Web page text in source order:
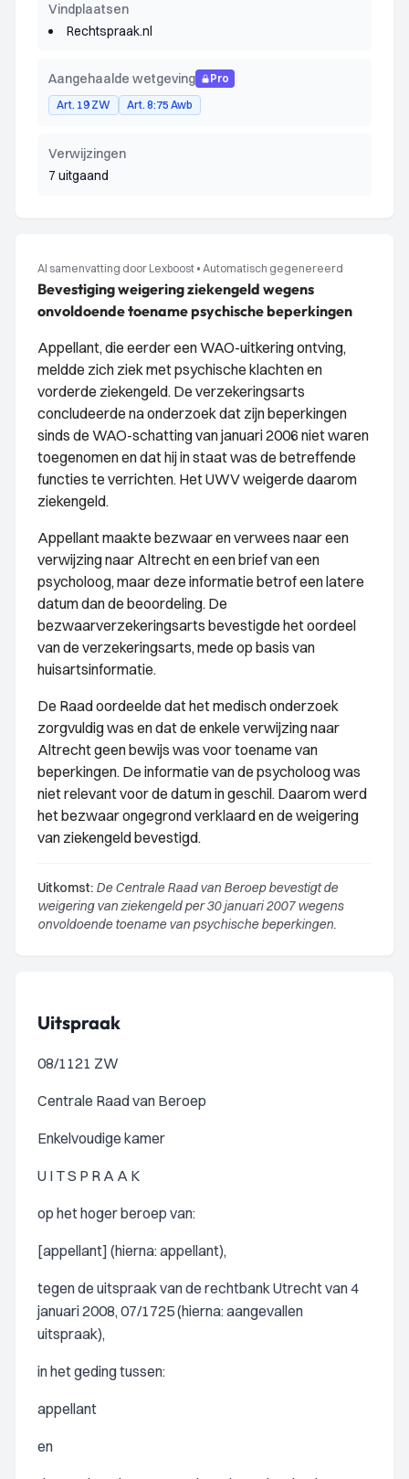
Vindplaatsen
Rechtspraak.nl
Aangehaalde wetgeving
Pro
Art. 19 ZW
Art. 8:75 Awb
Verwijzingen
7 uitgaand
AI samenvatting door Lexboost • Automatisch gegenereerd
Bevestiging weigering ziekengeld wegens
onvoldoende toename psychische beperkingen
Appellant, die eerder een WAO-uitkering ontving,
meldde zich ziek met psychische klachten en
vorderde ziekengeld. De verzekeringsarts
concludeerde na onderzoek dat zijn beperkingen
sinds de WAO-schatting van januari 2006 niet waren
toegenomen en dat hij in staat was de betreffende
functies te verrichten. Het UWV weigerde daarom
ziekengeld.
Appellant maakte bezwaar en verwees naar een
verwijzing naar Altrecht en een brief van een
psycholoog, maar deze informatie betrof een latere
datum dan de beoordeling. De
bezwaarverzekeringsarts bevestigde het oordeel
van de verzekeringsarts, mede op basis van
huisartsinformatie.
De Raad oordeelde dat het medisch onderzoek
zorgvuldig was en dat de enkele verwijzing naar
Altrecht geen bewijs was voor toename van
beperkingen. De informatie van de psycholoog was
niet relevant voor de datum in geschil. Daarom werd
het bezwaar ongegrond verklaard en de weigering
van ziekengeld bevestigd.
Uitkomst: De Centrale Raad van Beroep bevestigt de
weigering van ziekengeld per 30 januari 2007 wegens
onvoldoende toename van psychische beperkingen.
Uitspraak
08/1121 ZW
Centrale Raad van Beroep
Enkelvoudige kamer
U I T S P R A A K
op het hoger beroep van:
[appellant] (hierna: appellant),
tegen de uitspraak van de rechtbank Utrecht van 4
januari 2008, 07/1725 (hierna: aangevallen
uitspraak),
in het geding tussen:
appellant
en